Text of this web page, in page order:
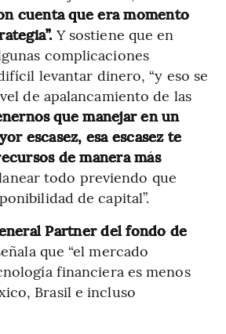
cuenta que era momento
Y sostiene que en
complicaciones
levantar dinero, “y eso se
de apalancamiento de las
que manejar en un
escasez, esa escasez te
de manera más
todo previendo que
de capital”.
Partner del fondo de
que “el mercado
financiera es menos
Brasil e incluso